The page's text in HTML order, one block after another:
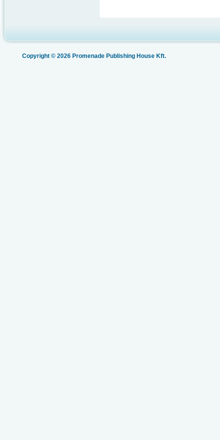
Copyright © 2026 Promenade Publishing House Kft.